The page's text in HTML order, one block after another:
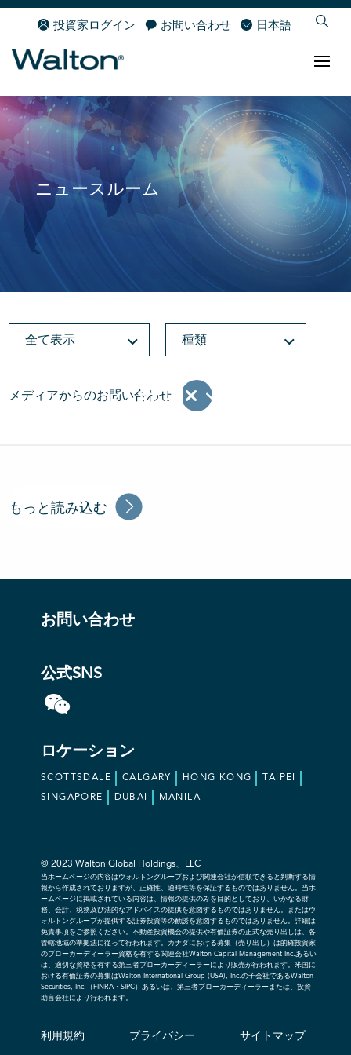
投資家ログイン お問い合わせ 日本語
ニュースルーム
全て表示 種類
メディアからのお問い合わせ
もっと読み込む
お問い合わせ
公式SNS
ロケーション
SCOTTSDALE CALGARY HONG KONG TAIPEI
SINGAPORE DUBAI MANILA
© 2023 Walton Global Holdings、LLC
当ホームページの内容はウォルトングループおよび関連会社が信頼できると判断する情
報から作成されておりますが、正確性、適時性等を保証するものではありません。当ホ
ームページに掲載されている内容は、情報の提供のみを目的としており、いかなる財
務、会計、税務及び法的なアドバイスの提供を意図するものではありません。またはウ
ォルトングループが提供する証券投資等の勧誘を意図するものではありません。詳細は
免責事項をご参照ください。不動産投資機会の提供や有価証券の正式な売り出しは、各
管轄地域の準拠法に従って行われます。カナダにおける募集（売り出し）は的確投資家
のブローカーディーラー資格を有する関連会社Walton Capital Management Inc.あるい
は、適切な資格を有する第三者ブローカーディーラーにより販売が行われます。米国に
おける有価証券の募集はWalton International Group (USA), Inc.の子会社であるWalton
Securities, Inc.（FINRA・SIPC）あるいは、第三者ブローカーディーラーまたは、投資
助言会社により行われます。
利用規約 プライバシー サイトマップ